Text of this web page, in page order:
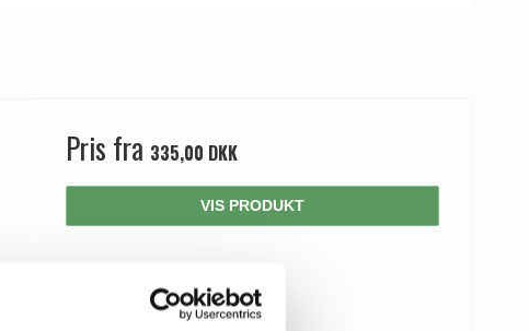
Pris fra 335,00 DKK
VIS PRODUKT